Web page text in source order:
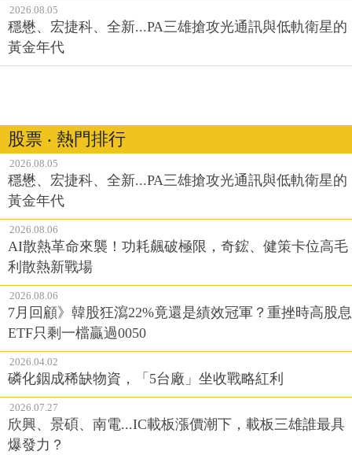
2026.08.05
穩懋、宏捷科、全新...PA三雄搶攻光通訊與低軌衛星的
黃金年代
股票 ‧ 熱門排行
2026.08.05
穩懋、宏捷科、全新...PA三雄搶攻光通訊與低軌衛星的
黃金年代
2026.08.06
AI散熱革命來襲！功耗飆破極限，奇鋐、健策卡位高毛
利散熱新戰場
2026.08.06
7月回顧》韓股狂瀉22%竟還是績效冠軍？重挫時高股息
ETF只剩一檔贏過0050
2026.04.02
磷化銦成稀缺物資，「5台廠」坐收戰略紅利
2026.07.27
欣興、景碩、南電...IC載板漲價潮下，載板三雄誰最具
爆發力？